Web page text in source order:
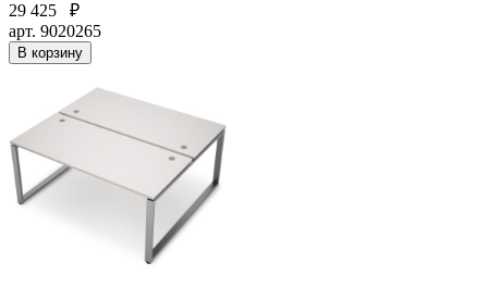
29 425
₽
арт. 9020265
В корзину